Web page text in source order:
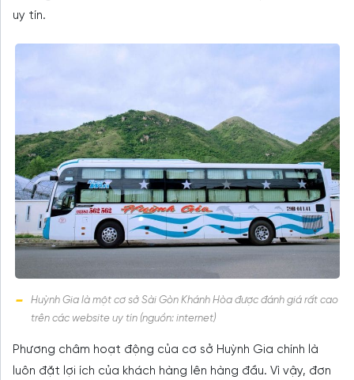
uy tín.
Huỳnh Gia là một cơ sở Sài Gòn Khánh Hòa được đánh giá rất cao
trên các website uy tín (nguồn: internet)
Phương châm hoạt động của cơ sở Huỳnh Gia chính là
luôn đặt lợi ích của khách hàng lên hàng đầu. Vì vậy, đơn